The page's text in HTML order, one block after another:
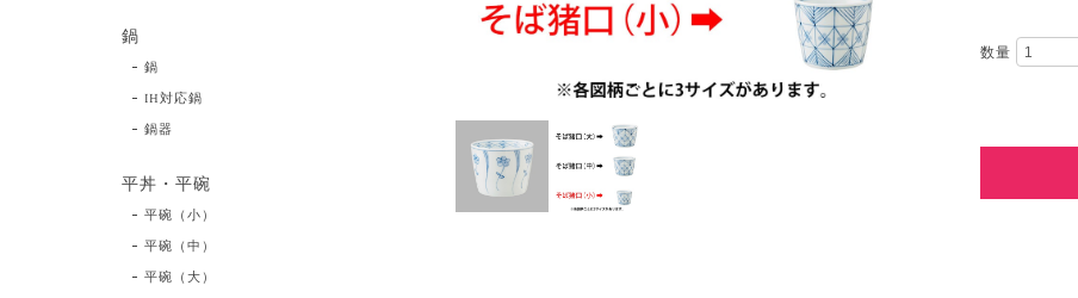
数量
鍋
鍋
IH対応鍋
鍋器
平丼・平碗
平碗（小）
平碗（中）
平碗（大）